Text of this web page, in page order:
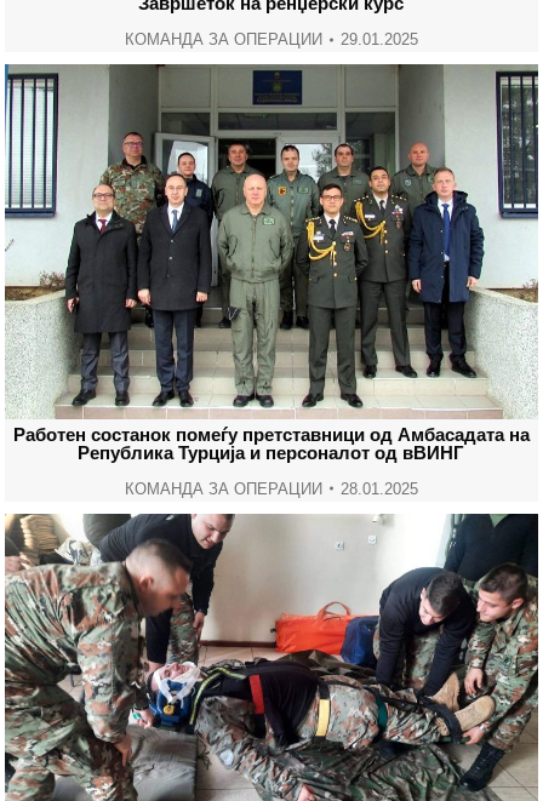
КОМАНДА ЗА ОПЕРАЦИИ 29.01.2025
Работен состанок помеѓу претставници од Амбасадата на
Република Турција и персоналот од вВИНГ
КОМАНДА ЗА ОПЕРАЦИИ 28.01.2025